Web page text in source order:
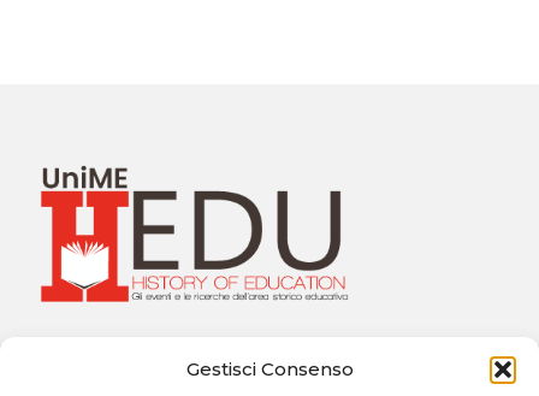
Gestisci Consenso
Dipartimento di Scienze Cognitive, Psicologiche,